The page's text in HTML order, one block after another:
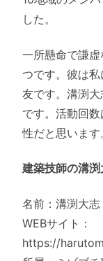
した。
一所懸命で謙
つです。彼は
友です。溝渕
です。活動回
性だと思います
建築技師の溝
名前：溝渕大志
WEBサイト：
https://